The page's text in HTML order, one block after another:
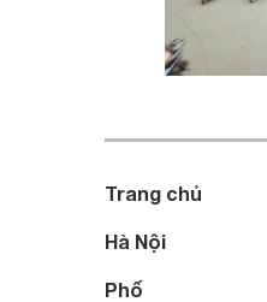
Trang chủ
Hà Nội
Phố